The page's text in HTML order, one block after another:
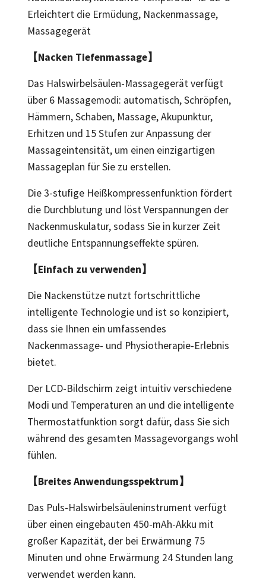
Erleichtert die Ermüdung, Nackenmassage,
Massagegerät
【Nacken Tiefenmassage】
Das Halswirbelsäulen-Massagegerät verfügt
über 6 Massagemodi: automatisch, Schröpfen,
Hämmern, Schaben, Massage, Akupunktur,
Erhitzen und 15 Stufen zur Anpassung der
Massageintensität, um einen einzigartigen
Massageplan für Sie zu erstellen.
Die 3-stufige Heißkompressenfunktion fördert
die Durchblutung und löst Verspannungen der
Nackenmuskulatur, sodass Sie in kurzer Zeit
deutliche Entspannungseffekte spüren.
【Einfach zu verwenden】
Die Nackenstütze nutzt fortschrittliche
intelligente Technologie und ist so konzipiert,
dass sie Ihnen ein umfassendes
Nackenmassage- und Physiotherapie-Erlebnis
bietet.
Der LCD-Bildschirm zeigt intuitiv verschiedene
Modi und Temperaturen an und die intelligente
Thermostatfunktion sorgt dafür, dass Sie sich
während des gesamten Massagevorgangs wohl
fühlen.
【Breites Anwendungsspektrum】
Das Puls-Halswirbelsäuleninstrument verfügt
über einen eingebauten 450-mAh-Akku mit
großer Kapazität, der bei Erwärmung 75
Minuten und ohne Erwärmung 24 Stunden lang
verwendet werden kann.